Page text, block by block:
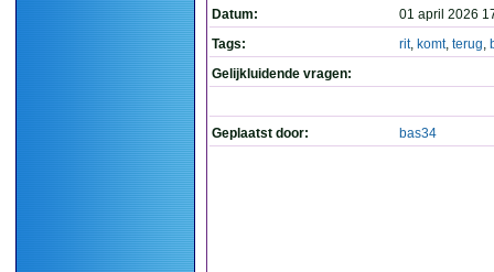
Datum:
01 april 2026
Tags:
rit, komt, terug,
Gelijkluidende vragen:
Geplaatst door: bas34